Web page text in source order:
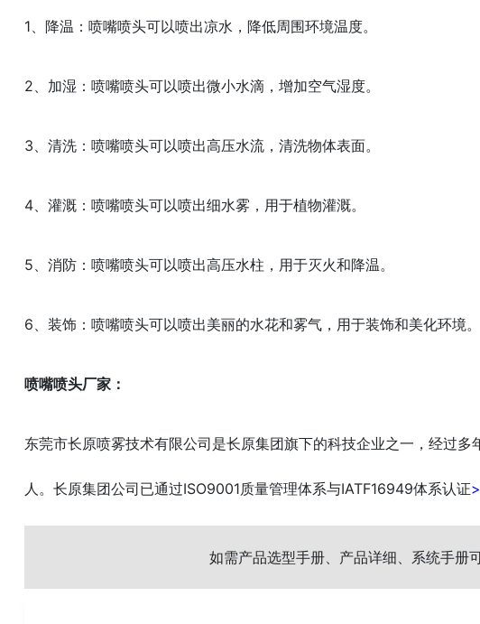
1、降温：喷嘴喷头可以喷出凉水，降低周围环境温度。
2、加湿：喷嘴喷头可以喷出微小水滴，增加空气湿度。
3、清洗：喷嘴喷头可以喷出高压水流，清洗物体表面。
4、灌溉：喷嘴喷头可以喷出细水雾，用于植物灌溉。
5、消防：喷嘴喷头可以喷出高压水柱，用于灭火和降温。
6、装饰：喷嘴喷头可以喷出美丽的水花和雾气，用于装饰和美化环境。
喷嘴喷头厂家：
东莞市长原喷雾技术有限公司是长原集团旗下的科技企业之一，经过
人。长原集团公司已通过ISO9001质量管理体系与IATF16949体系认证
如需产品选型手册、产品详细、系统手册